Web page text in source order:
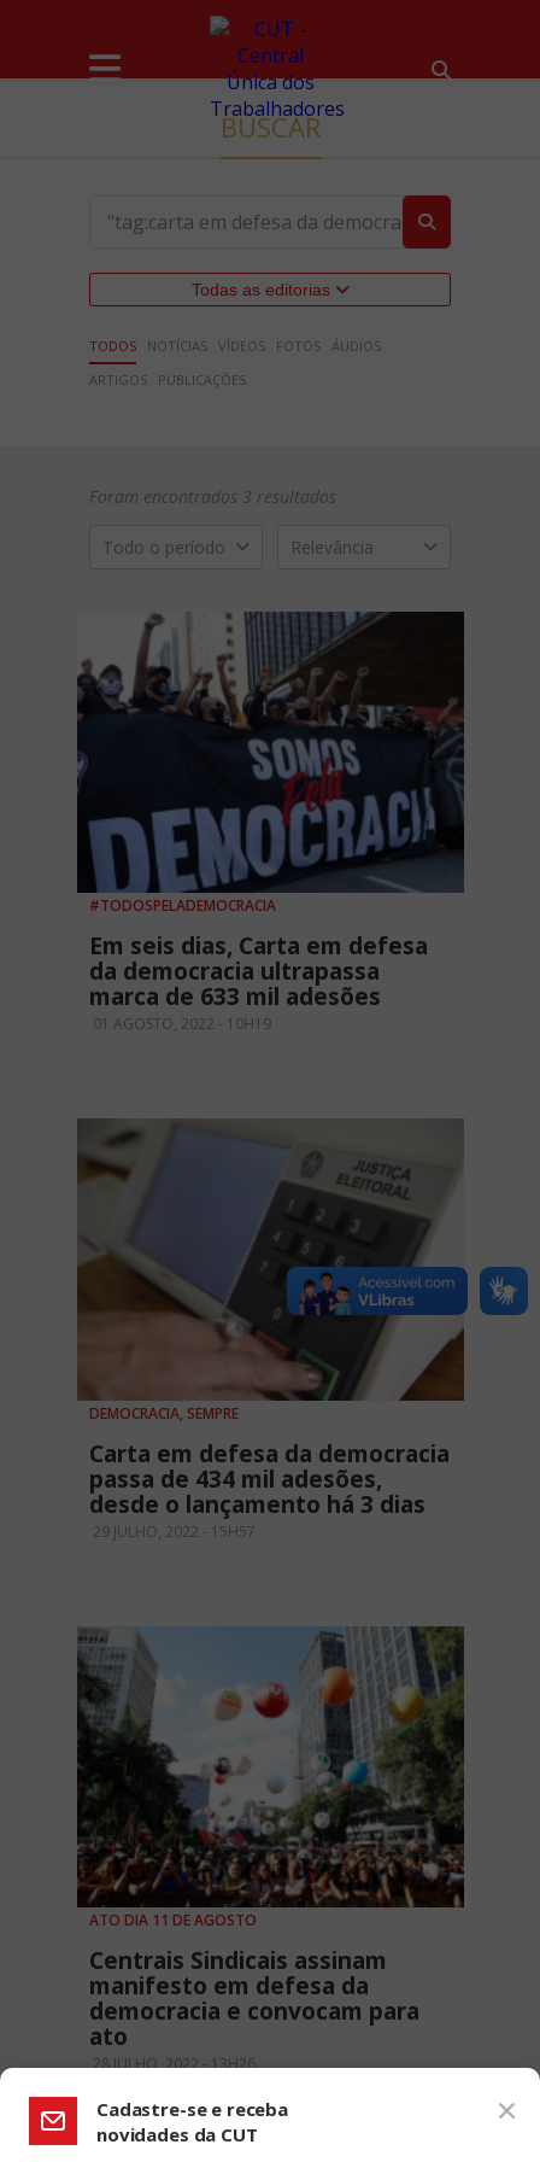
BUSCAR
Todas as editorias
TODOS NOTÍCIAS VÍDEOS FOTOS ÁUDIOS
ARTIGOS
PUBLICAÇÕES
Foram encontrados 3 resultados
Todo o período Relevância
#TODOSPELADEMOCRACIA
Em seis dias, Carta em defesa
da democracia ultrapassa
marca de 633 mil adesões
01 AGOSTO, 2022 - 10H19
DEMOCRACIA, SEMPRE
Carta em defesa da democracia
passa de 434 mil adesões,
desde o lançamento há 3 dias
29 JULHO, 2022 - 15H57
ATO DIA 11 DE AGOSTO
Centrais Sindicais assinam
manifesto em defesa da
democracia e convocam para
ato
28 JULHO, 2022 - 13H26
Cadastre-se e receba
novidades da CUT